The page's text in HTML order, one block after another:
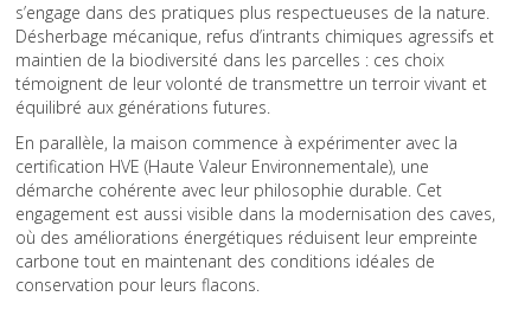
s’engage dans des pratiques plus respectueuses de la nature.
Désherbage mécanique, refus d’intrants chimiques agressifs et
maintien de la biodiversité dans les parcelles : ces choix
témoignent de leur volonté de transmettre un terroir vivant et
équilibré aux générations futures.
En parallèle, la maison commence à expérimenter avec la
certification HVE (Haute Valeur Environnementale), une
démarche cohérente avec leur philosophie durable. Cet
engagement est aussi visible dans la modernisation des caves,
où des améliorations énergétiques réduisent leur empreinte
carbone tout en maintenant des conditions idéales de
conservation pour leurs flacons.